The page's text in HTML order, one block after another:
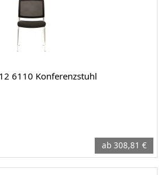
6110 Konferenzstuhl
ab 308,81 €